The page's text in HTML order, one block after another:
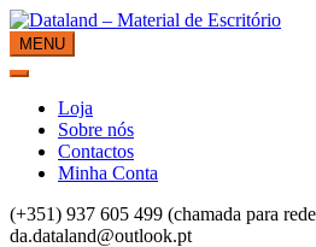
Skip
to
content
Dataland – Material de Escritório
Material de Escritório
MENU
Loja
Sobre nós
Contactos
Minha Conta
(+351) 937 605 499 (chamada para
da.dataland@outlook.pt